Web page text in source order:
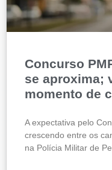
Concurso
se aproxima;
momento de
A expectativa pelo
crescendo entre os
na Polícia Militar de